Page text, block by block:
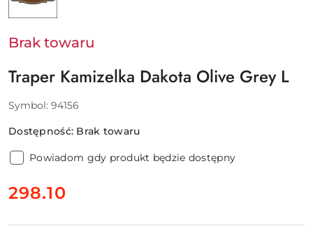
Brak towaru
Traper Kamizelka Dakota Olive Grey L
Symbol: 94156
Dostępność: Brak towaru
Powiadom gdy produkt będzie dostępny
cena:
298.10